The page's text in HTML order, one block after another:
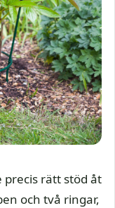
rätt stöd åt
och två ringar,